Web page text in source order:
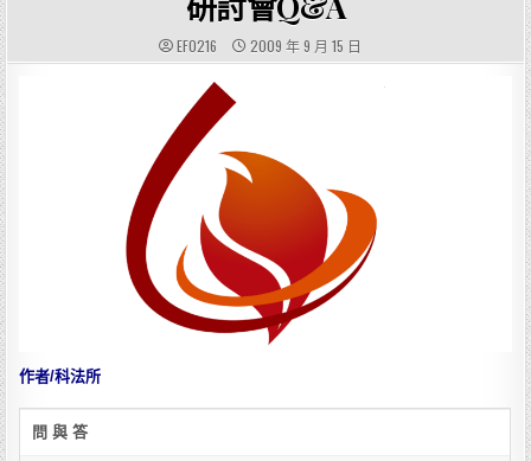
AUTHOR:
EF0216 PUBLISHED DATE:
2009 年 9 月 15 日
作者/科法所
問 與 答